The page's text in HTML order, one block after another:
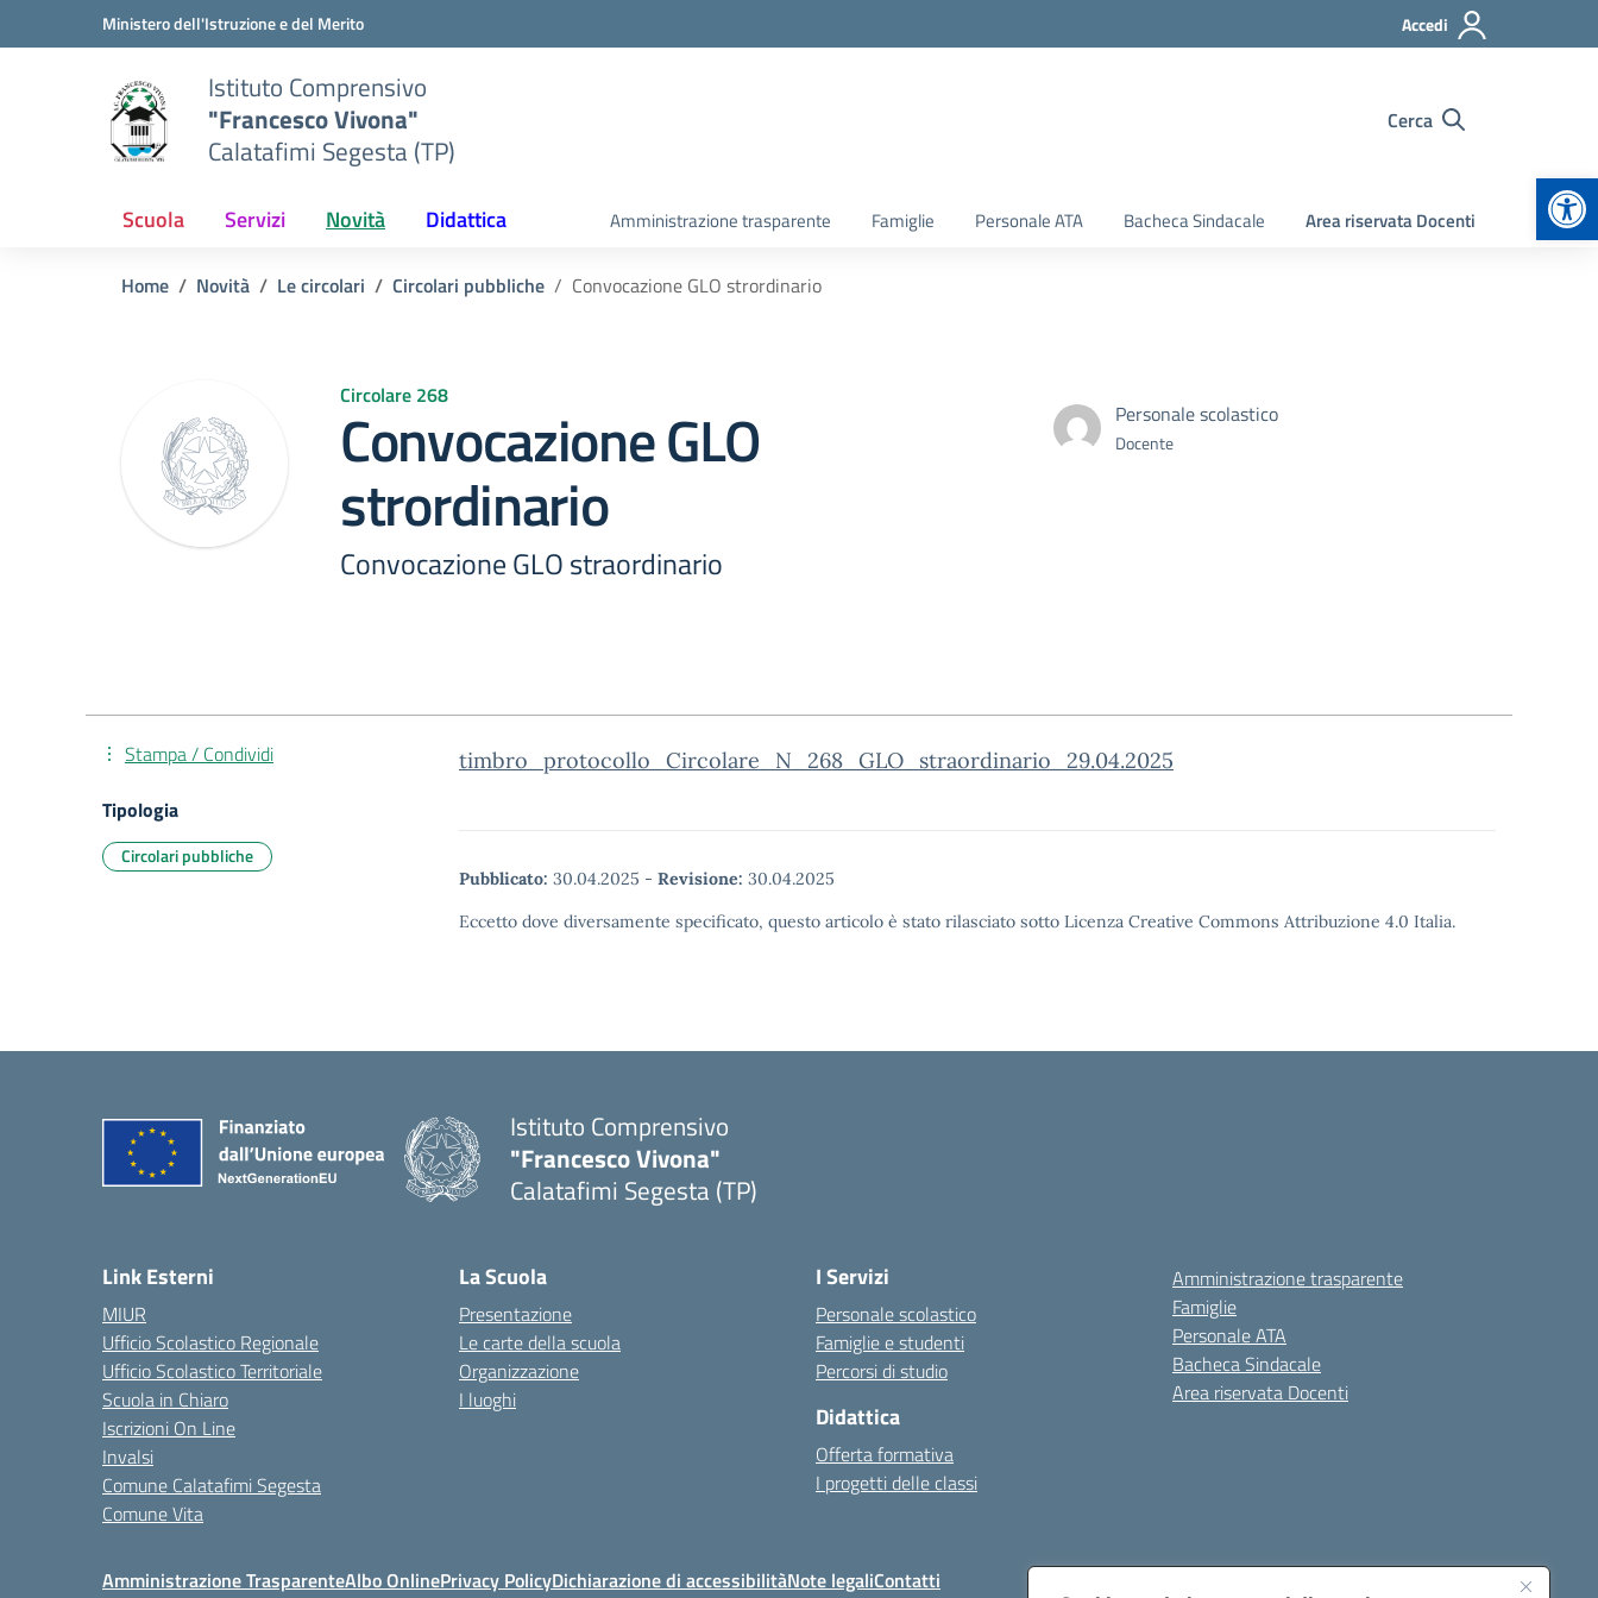
Vai ai contenuti
Vai al menu di navigazioneMinistero dell'Istruzione e del Merito Accedi
Istituto Comprensivo
"Francesco Vivona"
Calatafimi Segesta (TP)
Cerca
Scuola Servizi Novità Didattica Amministrazione trasparente Famiglie Personale ATA Bacheca Sindacale Area riservata Docenti
Home Novità Le circolari Circolari pubbliche Convocazione GLO strordinario
Circolare 268
Convocazione GLO
strordinario
Convocazione GLO straordinario
Personale scolastico
Docente
timbro_protocollo_Circolare_N_268_GLO_straordinario_29.04.2025
Pubblicato: 30.04.2025 - Revisione: 30.04.2025
Eccetto dove diversamente specificato, questo articolo è stato rilasciato sotto Licenza Creative Commons Attribuzione 4.0 Italia.
Stampa / Condividi
Tipologia
Circolari pubbliche
Istituto Comprensivo
"Francesco Vivona"
Calatafimi Segesta (TP)
Link Esterni
MIUR
Ufficio Scolastico Regionale
Ufficio Scolastico Territoriale
Scuola in Chiaro
Iscrizioni On Line
Invalsi
Comune Calatafimi Segesta
Comune Vita
La Scuola
Presentazione
Le carte della scuola
Organizzazione
I luoghi
I Servizi
Personale scolastico
Famiglie e studenti
Percorsi di studio
Didattica
Offerta formativa
I progetti delle classi
Amministrazione trasparente
Famiglie
Personale ATA
Bacheca Sindacale
Area riservata Docenti
Amministrazione TrasparenteAlbo OnlinePrivacy PolicyDichiarazione di accessibilitàNote legaliContatti